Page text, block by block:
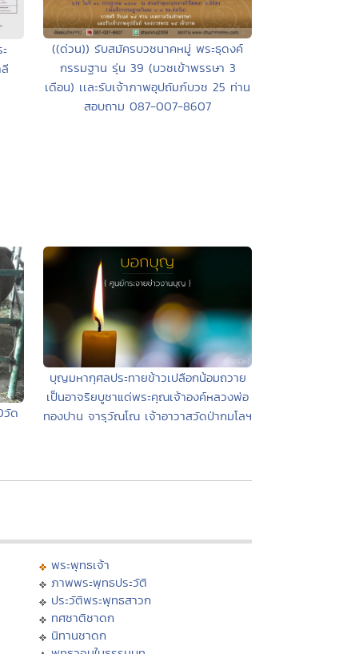
((ด่วน)) รับสมัครบวชนาคหมู่ พระธุดงค์
กรรมฐาน รุ่น 39 (บวชเข้าพรรษา 3
เดือน) เเละรับเจ้าภาพอุปถัมภ์บวช 25 ท่าน
สอบถาม 087-007-8607
วัด
บุญมหากุศลประทายข้าวเปลือกน้อมถวาย
เป็นอาจริยบูชาแด่พระคุณเจ้าองค์หลวงพ่อ
ทองปาน จารุวัณโณ เจ้าอาวาสวัดป่ากมโลฯ
พระพุทธเจ้า
ภาพพระพุทธประวัติ
ประวัติพระพุทธสาวก
ทศชาติชาดก
นิทานชาดก